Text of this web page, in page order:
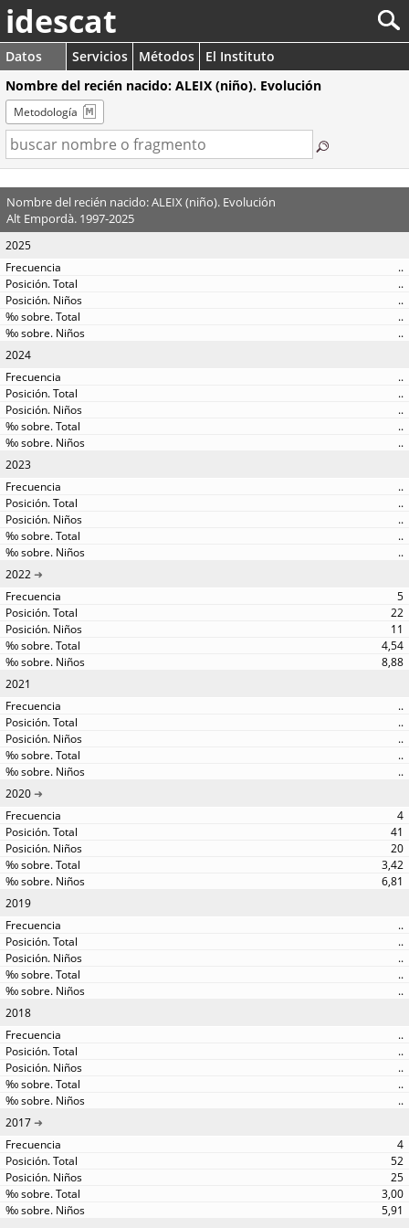
idescat
Datos Servicios Métodos
El Instituto
Nombre del recién nacido: ALEIX (niño). Evolución
Metodología
Nombre del recién nacido: ALEIX (niño). Evolución
Alt Empordà. 1997-2025
2025
..
..
..
..
..
2024
..
..
..
..
..
2023
..
..
..
..
..
2022
5
22
11
4,54
8,88
2021
..
..
..
..
..
2020
4
41
20
3,42
6,81
2019
..
..
..
..
..
2018
..
..
..
..
..
2017
4
52
25
3,00
5,91